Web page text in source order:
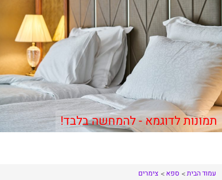
תמונות לדוגמא - להמחשה בלבד!
עמוד הבית ספא
צימרים